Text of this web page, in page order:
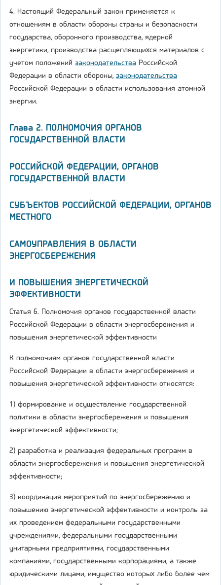
4. Настоящий Федеральный закон применяется к
отношениям в области обороны страны и безопасности
государства, оборонного производства, ядерной
энергетики, производства расщепляющихся материалов с
учетом положений законодательства Российской
Федерации в области обороны, законодательства
Российской Федерации в области использования атомной
энергии.
Глава 2. ПОЛНОМОЧИЯ ОРГАНОВ
ГОСУДАРСТВЕННОЙ ВЛАСТИ
РОССИЙСКОЙ ФЕДЕРАЦИИ, ОРГАНОВ
ГОСУДАРСТВЕННОЙ ВЛАСТИ
СУБЪЕКТОВ РОССИЙСКОЙ ФЕДЕРАЦИИ, ОРГАНОВ
МЕСТНОГО
САМОУПРАВЛЕНИЯ В ОБЛАСТИ
ЭНЕРГОСБЕРЕЖЕНИЯ
И ПОВЫШЕНИЯ ЭНЕРГЕТИЧЕСКОЙ
ЭФФЕКТИВНОСТИ
Статья 6. Полномочия органов государственной власти
Российской Федерации в области энергосбережения и
повышения энергетической эффективности
К полномочиям органов государственной власти
Российской Федерации в области энергосбережения и
повышения энергетической эффективности относятся:
1) формирование и осуществление государственной
политики в области энергосбережения и повышения
энергетической эффективности;
2) разработка и реализация федеральных программ в
области энергосбережения и повышения энергетической
эффективности;
3) координация мероприятий по энергосбережению и
повышению энергетической эффективности и контроль за
их проведением федеральными государственными
учреждениями, федеральными государственными
унитарными предприятиями, государственными
компаниями, государственными корпорациями, а также
юридическими лицами, имущество которых либо более чем